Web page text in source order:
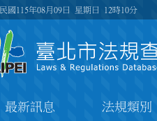
民國115年08月09日 星期日 12時10分
最新訊息 法規類別